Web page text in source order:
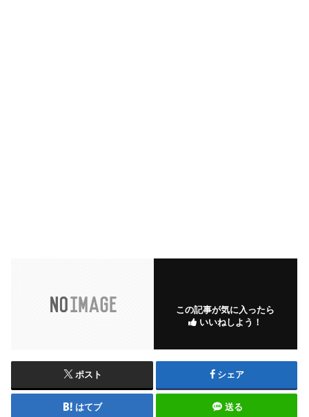
この記事が気に入ったら
いいねしよう！
ポスト シェア
はてブ 送る